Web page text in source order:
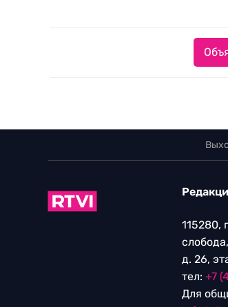
115280,
слобода,
д. 26,
тел: +7
Для